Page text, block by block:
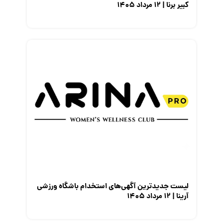
کبیر برنا | ۱۲ مرداد ۱۴۰۵
لیست جدیدترین آگهی‌های استخدام باشگاه ورزشی
آرینا | ۱۲ مرداد ۱۴۰۵